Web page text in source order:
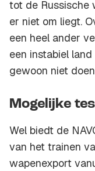
tot de Russische
er niet om liegt.
een heel ander
een instabiel
gewoon niet
Mogelijke
Wel biedt de
van het trainen
wapenexport